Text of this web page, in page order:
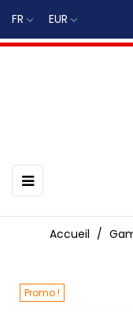
FR EUR
Basculer
la
navigation
☰
Accueil
Promo !